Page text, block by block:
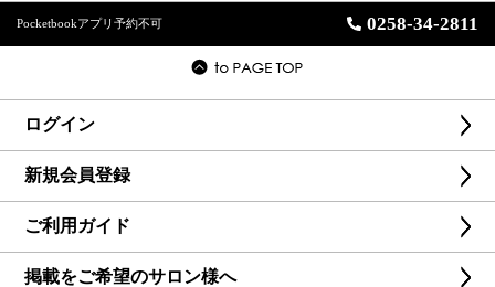
Pocketbookアプリ予約不可 0258-34-2811
ログイン
新規会員登録
ご利用ガイド
掲載をご希望のサロン様へ